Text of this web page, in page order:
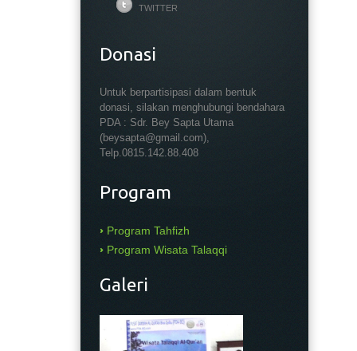
TWITTER
Donasi
Untuk berpartisipasi dalam bentuk
donasi, silakan menghubungi bendahara
PDA : Sdr. Bey Sapta Utama
(beysapta@gmail.com),
Telp.0815.142.88.408
Program
Program Tahfizh
Program Wisata Talaqqi
Galeri